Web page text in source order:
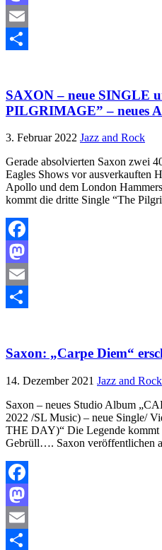
Mastodon
Email
SAXON – neue SINGLE
PILGRIMAGE” – neues
3. Februar 2022 Jazz and Rock
Gerade absolvierten Saxon zwei
Eagles Shows vor ausverkauften
Apollo und dem London
kommt die dritte Single “The
Facebook
Mastodon
Email
Saxon: „Carpe Diem“
14. Dezember 2021 Jazz and Rock
Saxon – neues Studio Album
2022 /SL Music) – neue Single/
THE DAY)“ Die Legende
Gebrüll…. Saxon veröffentlichen
Facebook
Mastodon
Email